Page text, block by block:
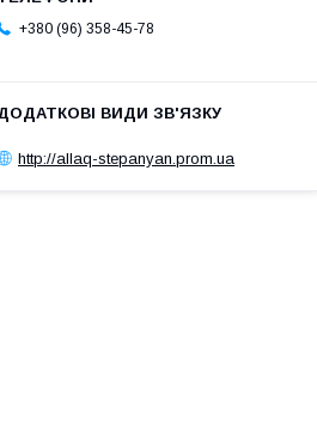
+380 (96) 358-45-78
http://allaq-stepanyan.prom.ua